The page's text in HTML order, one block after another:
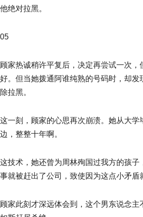
他绝对拉黑。
05
顾家热诚稍许平复后，决定再尝试一次，
好。但当她拨通阿谁纯熟的号码时，却发
除拉黑。
这一刻，顾家的心思再次崩溃。她从大学
边，整整十年啊。
这技术，她还曾为周林殉国过我方的孩子
事就被赶出了公司，致使因为这点小矛盾
顾家此刻才深远体会到，这个男东说念主